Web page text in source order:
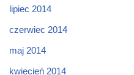
lipiec 2014
czerwiec 2014
maj 2014
kwiecień 2014